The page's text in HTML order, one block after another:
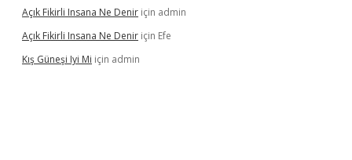
Açık Fikirli Insana Ne Denir için admin
Açık Fikirli Insana Ne Denir için Efe
Kış Güneşi Iyi Mi için admin